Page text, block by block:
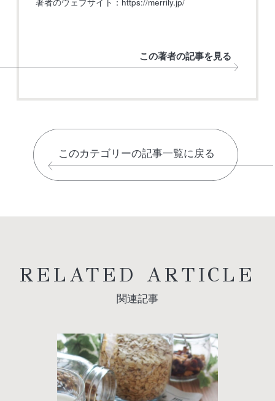
この著者の記事を見る
このカテゴリーの記事一覧に戻る
RELATED ARTICLE
関連記事